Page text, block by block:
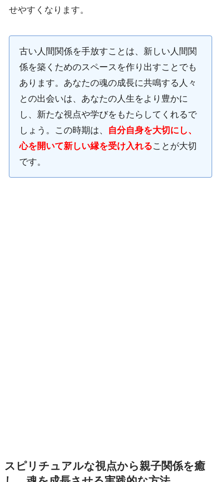
せやすくなります。
古い人間関係を手放すことは、新しい人間関
係を築くためのスペースを作り出すことでも
あります。あなたの魂の成長に共鳴する人々
との出会いは、あなたの人生をより豊かに
し、新たな視点や学びをもたらしてくれるで
しょう。この時期は、
自分自身を大切にし、
心を開いて新しい縁を受け入れることが大切
です。
スピリチュアルな視点から親子関係を癒